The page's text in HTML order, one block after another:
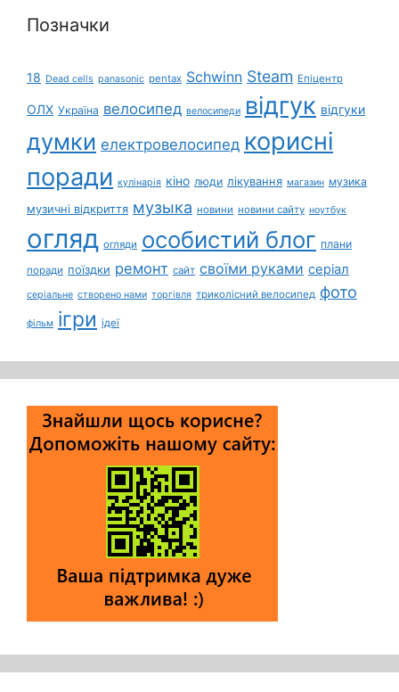
Позначки
18 Dead cells panasonic pentax Schwinn Steam Епіцентр
ОЛХ Україна велосипед велосипеди відгук відгуки
думки електровелосипед корисні
поради кулінарія кіно люди лікування магазин музика
музичні відкриття музыка новини новини сайту ноутбук
огляд огляди особистий блог плани
поради поїздки ремонт сайт своїми руками серіал
серіальне створено нами торгівля триколісний велосипед фото
фільм ігри ідеї